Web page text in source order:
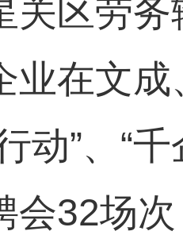
关区劳
业在文
动”、“
会32场